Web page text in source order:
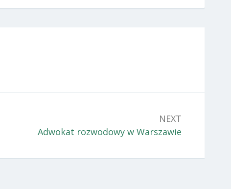
NEXT
Next:
Adwokat rozwodowy w Warszawie